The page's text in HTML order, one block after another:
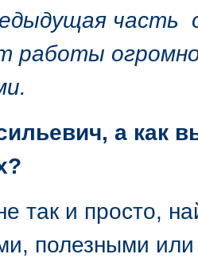
часть
работы
а как
так и просто,
полезными